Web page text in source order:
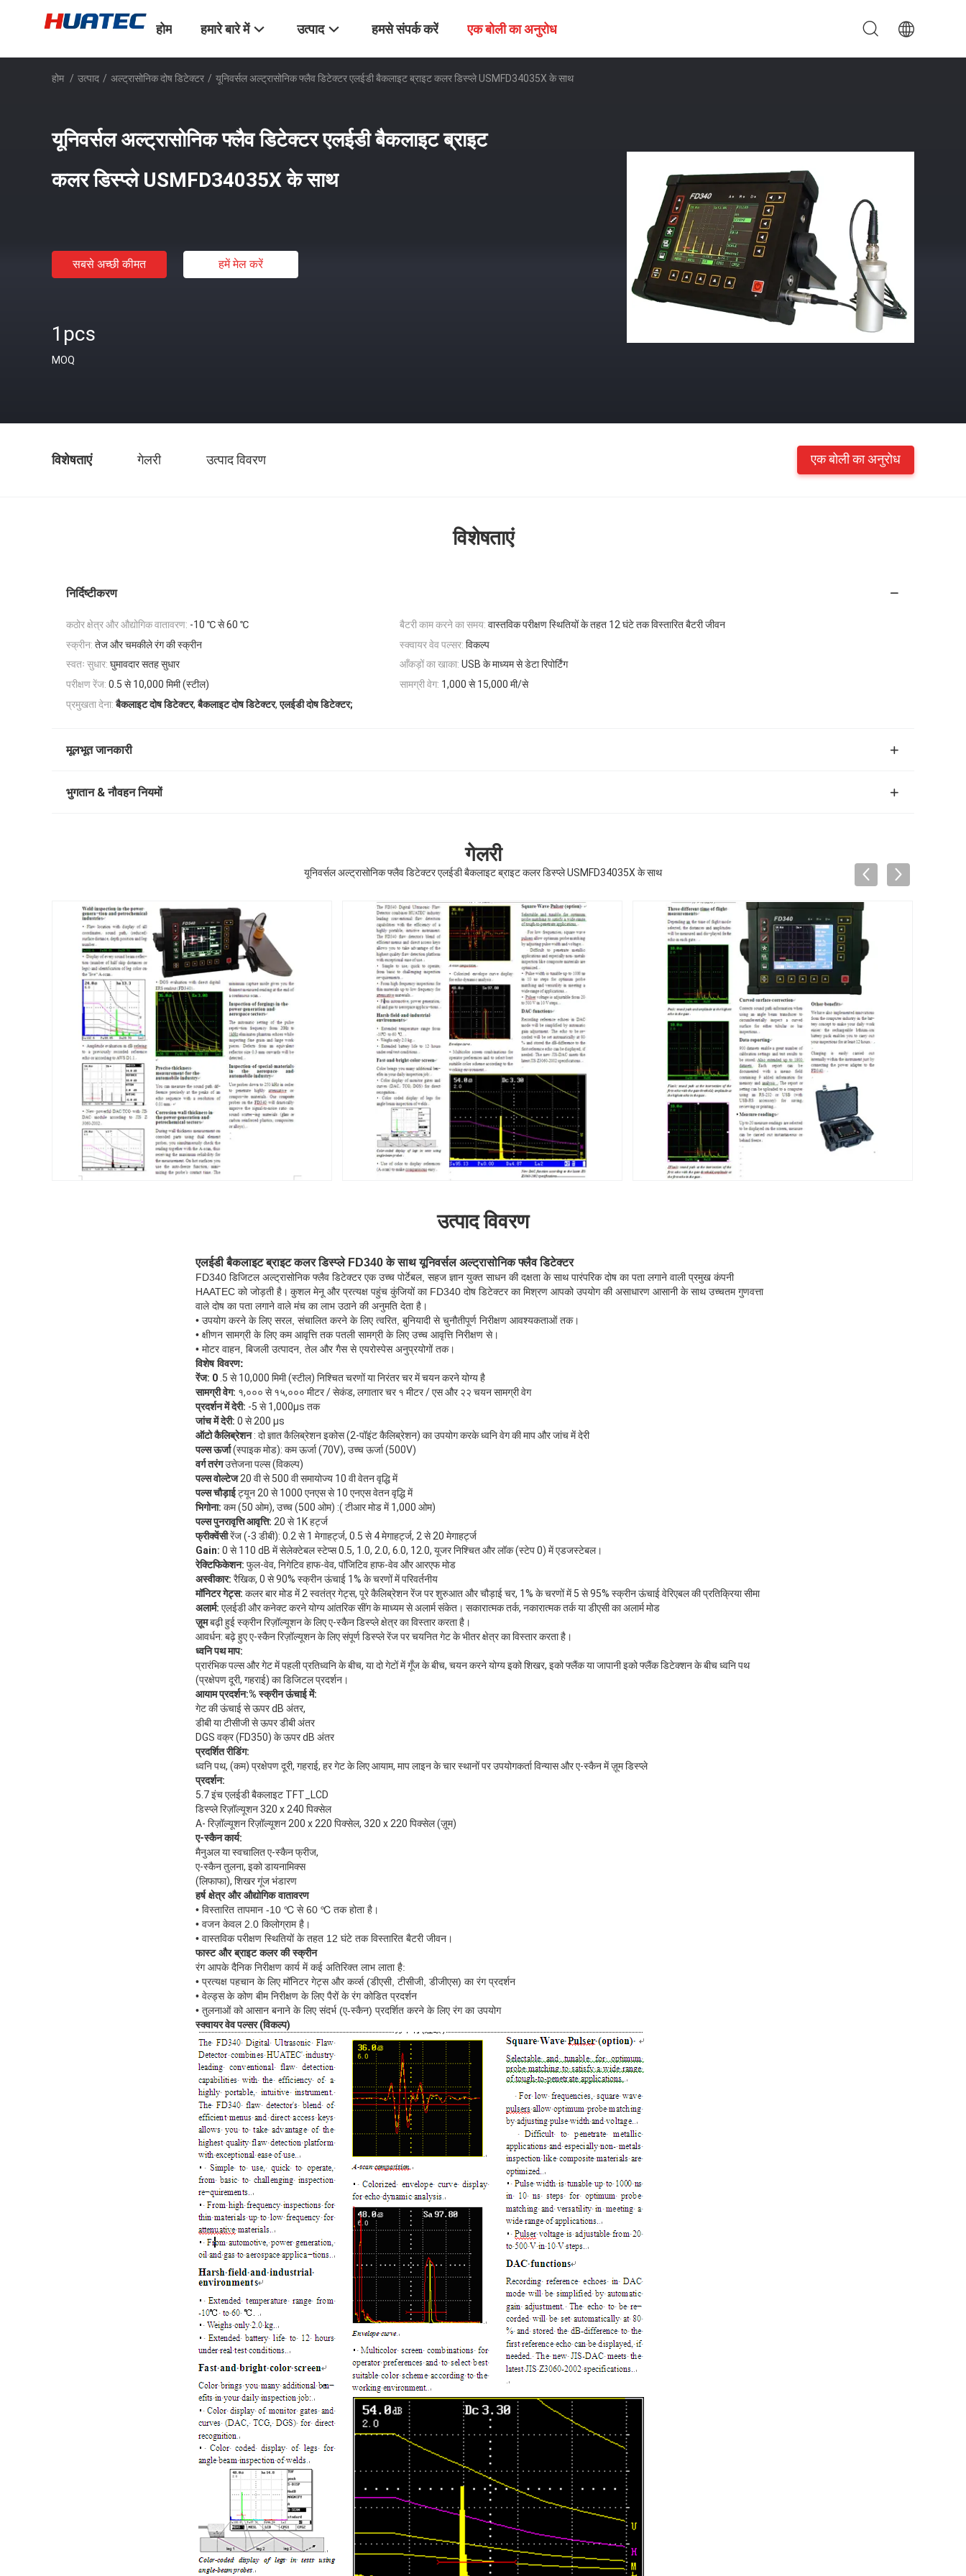
होम हमारे बारे में उत्पाद हमसे संपर्क करें एक बोली का अनुरोध
होम / उत्पाद / अल्ट्रासोनिक दोष डिटेक्टर / यूनिवर्सल अल्ट्रासोनिक फ्लैव डिटेक्टर एलईडी बैकलाइट ब्राइट कलर डिस्प्ले USMFD34035X के साथ
यूनिवर्सल अल्ट्रासोनिक फ्लैव डिटेक्टर एलईडी बैकलाइट ब्राइट
कलर डिस्प्ले USMFD34035X के साथ
सबसे अच्छी कीमत हमें मेल करें
1pcs
MOQ
विशेषताएं गेलरी उत्पाद विवरण एक बोली का अनुरोध
विशेषताएं
निर्दिष्टीकरण
कठोर क्षेत्र और औद्योगिक वातावरण: -10 ℃ से 60 ℃ बैटरी काम करने का समय: वास्तविक परीक्षण स्थितियों के तहत 12 घंटे तक विस्तारित बैटरी जीवन
स्क्रीन: तेज और चमकीले रंग की स्क्रीन स्क्वायर वेव पल्सर: विकल्प
स्वतः सुधार: घुमावदार सतह सुधार आँकड़ों का खाका: USB के माध्यम से डेटा रिपोर्टिंग
परीक्षण रेंज: 0.5 से 10,000 मिमी (स्टील) सामग्री वेग: 1,000 से 15,000 मी/से
प्रमुखता देना: बैकलाइट दोष डिटेक्टर,बैकलाइट दोष डिटेक्टर,एलईडी दोष डिटेक्टर;
मूलभूत जानकारी
भुगतान & नौवहन नियमों
गेलरी
यूनिवर्सल अल्ट्रासोनिक फ्लैव डिटेक्टर एलईडी बैकलाइट ब्राइट कलर डिस्प्ले USMFD34035X के साथ
उत्पाद विवरण
एलईडी बैकलाइट ब्राइट कलर डिस्प्ले FD340 के साथ यूनिवर्सल अल्ट्रासोनिक फ्लैव डिटेक्टर
FD340 डिजिटल अल्ट्रासोनिक फ्लैव डिटेक्टर एक उच्च पोर्टेबल, सहज ज्ञान युक्त साधन की दक्षता के साथ पारंपरिक दोष का पता लगाने वाली प्रमुख कंपनी
HAATEC को जोड़ती है। कुशल मेनू और प्रत्यक्ष पहुंच कुंजियों का FD340 दोष डिटेक्टर का मिश्रण आपको उपयोग की असाधारण आसानी के साथ उच्चतम गुणवत्ता
वाले दोष का पता लगाने वाले मंच का लाभ उठाने की अनुमति देता है।
• उपयोग करने के लिए सरल, संचालित करने के लिए त्वरित, बुनियादी से चुनौतीपूर्ण निरीक्षण आवश्यकताओं तक।
• क्षीणन सामग्री के लिए कम आवृत्ति तक पतली सामग्री के लिए उच्च आवृत्ति निरीक्षण से।
• मोटर वाहन, बिजली उत्पादन, तेल और गैस से एयरोस्पेस अनुप्रयोगों तक।
विशेष विवरण:
रेंज: 0 .5 से 10,000 मिमी (स्टील) निश्चित चरणों या निरंतर चर में चयन करने योग्य है
सामग्री वेग: १,००० से १५,००० मीटर / सेकंड, लगातार चर १ मीटर / एस और २२ चयन सामग्री वेग
प्रदर्शन में देरी: -5 से 1,000μs तक
जांच में देरी: 0 से 200 μs
ऑटो कैलिब्रेशन: दो ज्ञात कैलिब्रेशन इकोस (2-पॉइंट कैलिब्रेशन) का उपयोग करके ध्वनि वेग की माप और जांच में देरी
पल्स ऊर्जा(स्पाइक मोड): कम ऊर्जा (70V), उच्च ऊर्जा (500V)
वर्ग तरंगउत्तेजना पल्स (विकल्प)
पल्स वोल्टेज20 वी से 500 वी समायोज्य 10 वी वेतन वृद्धि में
पल्स चौड़ाईट्यून 20 से 1000 एनएस से 10 एनएस वेतन वृद्धि में
भिगोना: कम (50 ओम), उच्च (500 ओम) :( टीआर मोड में 1,000 ओम)
पल्स पुनरावृत्ति आवृत्ति: 20 से 1K हर्ट्ज
फ्रीक्वेंसीरेंज (-3 डीबी): 0.2 से 1 मेगाहर्ट्ज, 0.5 से 4 मेगाहर्ट्ज, 2 से 20 मेगाहर्ट्ज
Gain: 0 से 110 dB में सेलेक्टेबल स्टेप्स 0.5, 1.0, 2.0, 6.0, 12.0, यूजर निश्चित और लॉक (स्टेप 0) में एडजस्टेबल।
रेक्टिफिकेशन: फुल-वेव, निगेटिव हाफ-वेव, पॉजिटिव हाफ-वेव और आरएफ मोड
अस्वीकार: रैखिक, 0 से 90% स्क्रीन ऊंचाई 1% के चरणों में परिवर्तनीय
मॉनिटर गेट्स: कलर बार मोड में 2 स्वतंत्र गेट्स, पूरे कैलिब्रेशन रेंज पर शुरुआत और चौड़ाई चर, 1% के चरणों में 5 से 95% स्क्रीन ऊंचाई वेरिएबल की प्रतिक्रिया सीमा
अलार्म: एलईडी और कनेक्ट करने योग्य आंतरिक सींग के माध्यम से अलार्म संकेत। सकारात्मक तर्क, नकारात्मक तर्क या डीएसी का अलार्म मोड
ज़ूमबढ़ी हुई स्क्रीन रिज़ॉल्यूशन के लिए ए-स्कैन डिस्प्ले क्षेत्र का विस्तार करता है।
आवर्धन: बढ़े हुए ए-स्कैन रिज़ॉल्यूशन के लिए संपूर्ण डिस्प्ले रेंज पर चयनित गेट के भीतर क्षेत्र का विस्तार करता है।
ध्वनि पथ माप:
प्रारंभिक पल्स और गेट में पहली प्रतिध्वनि के बीच, या दो गेटों में गूँज के बीच, चयन करने योग्य इको शिखर, इको फ्लैंक या जापानी इको फ्लैंक डिटेक्शन के बीच ध्वनि पथ
(प्रक्षेपण दूरी, गहराई) का डिजिटल प्रदर्शन।
आयाम प्रदर्शन:% स्क्रीन ऊंचाई में:
गेट की ऊंचाई से ऊपर dB अंतर,
डीबी या टीसीजी से ऊपर डीबी अंतर
DGS वक्र (FD350) के ऊपर dB अंतर
प्रदर्शित रीडिंग:
ध्वनि पथ, (कम) प्रक्षेपण दूरी, गहराई, हर गेट के लिए आयाम, माप लाइन के चार स्थानों पर उपयोगकर्ता विन्यास और ए-स्कैन में ज़ूम डिस्प्ले
प्रदर्शन:
5.7 इंच एलईडी बैकलाइट TFT_LCD
डिस्प्ले रिज़ॉल्यूशन 320 x 240 पिक्सेल
A- रिज़ॉल्यूशन रिज़ॉल्यूशन 200 x 220 पिक्सेल, 320 x 220 पिक्सेल (ज़ूम)
ए-स्कैन कार्य:
मैनुअल या स्वचालित ए-स्कैन फ्रीज,
ए-स्कैन तुलना, इको डायनामिक्स
(लिफाफा), शिखर गूंज भंडारण
हर्ष क्षेत्र और औद्योगिक वातावरण
• विस्तारित तापमान -10 ℃ से 60 ℃ तक होता है।
• वजन केवल 2.0 किलोग्राम है।
• वास्तविक परीक्षण स्थितियों के तहत 12 घंटे तक विस्तारित बैटरी जीवन।
फास्ट और ब्राइट कलर की स्क्रीन
रंग आपके दैनिक निरीक्षण कार्य में कई अतिरिक्त लाभ लाता है:
• प्रत्यक्ष पहचान के लिए मॉनिटर गेट्स और कर्व्स (डीएसी, टीसीजी, डीजीएस) का रंग प्रदर्शन
• वेल्ड्स के कोण बीम निरीक्षण के लिए पैरों के रंग कोडित प्रदर्शन
• तुलनाओं को आसान बनाने के लिए संदर्भ (ए-स्कैन) प्रदर्शित करने के लिए रंग का उपयोग
स्क्वायर वेव पल्सर (विकल्प)